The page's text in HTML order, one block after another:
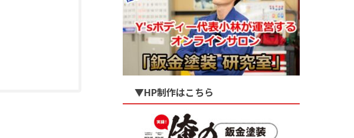
▼HP制作はこちら